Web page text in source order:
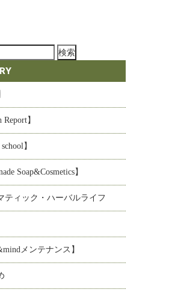
Report】
】
Soap&Cosmetics】
ティック・ハーバルライフ
メンテナンス】